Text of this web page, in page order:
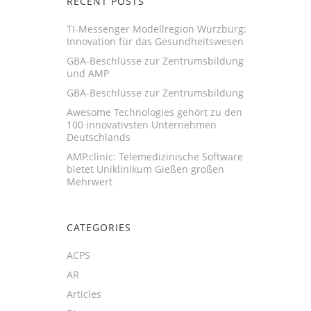
TI-Messenger Modellregion Würzburg:
Innovation für das Gesundheitswesen
GBA-Beschlüsse zur Zentrumsbildung
und AMP
GBA-Beschlüsse zur Zentrumsbildung
Awesome Technologies gehört zu den
100 innovativsten Unternehmen
Deutschlands
AMP.clinic: Telemedizinische Software
bietet Uniklinikum Gießen großen
Mehrwert
CATEGORIES
ACPS
AR
Articles